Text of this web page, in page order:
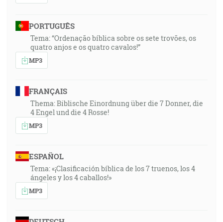
PORTUGUÊS
Tema: “Ordenação bíblica sobre os sete trovões, os
quatro anjos e os quatro cavalos!”
MP3
FRANÇAIS
Thema: Biblische Einordnung über die 7 Donner, die
4 Engel und die 4 Rosse!
MP3
ESPAÑOL
Tema: «¡Clasificación bíblica de los 7 truenos, los 4
ángeles y los 4 caballos!»
MP3